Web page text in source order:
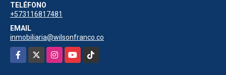
TELÉFONO
+573116817481
EMAIL
inmobiliaria@wilsonfranco.co
Facebook
InstagramYouTubeTikTok